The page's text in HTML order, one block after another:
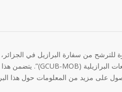
من سفارة البرازيل في
2025 للبلدان المؤهلة. يمكن الحصول على مزيد من